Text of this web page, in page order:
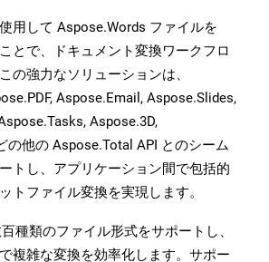
用して Aspose.Words ファイルを
とで、ドキュメント変換ワークフロ
の強力なソリューションは、
Aspose.Email, Aspose.Slides,
Aspose.3D,
の他の Aspose.Total API とのシーム
トし、アプリケーション間で包括的
トファイル変換を実現します。
種類のファイル形式をサポートし、
複雑な変換を効率化します。サポー